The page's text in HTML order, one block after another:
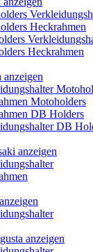
Heckrahmen
Heckrahmen
anzeigen
Motoholders
DB Holders
DB
anzeigen
anzeigen